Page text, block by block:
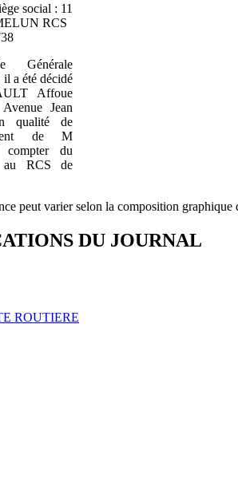
social : 11
RCS
Générale
a été décidé
Affoue
Jean
qualité de
de M
du
au RCS de
peut varier selon la composition graphique
DU JOURNAL
ROUTIERE